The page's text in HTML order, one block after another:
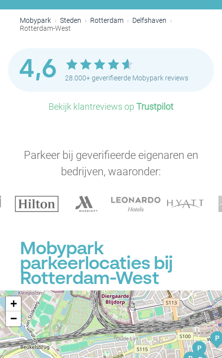
Mobypark Steden Rotterdam
Delfshaven
Rotterdam-West
4,6 28.000+ geverifieerde Mobypark reviews
Bekijk klantreviews op Trustpilot
Parkeer bij geverifieerde eigenaren en
bedrijven, waaronder:
Mobypark
parkeerlocaties bij
Rotterdam-West
P
P
+
−